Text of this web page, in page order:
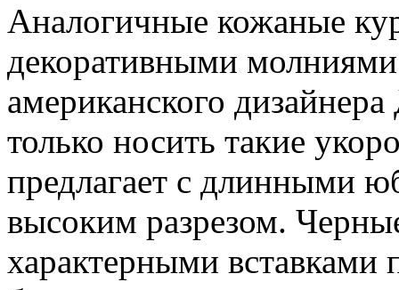
Аналогичные кожаные
декоративными
американского
только носить такие
предлагает с длинными
высоким разрезом.
характерными вставками